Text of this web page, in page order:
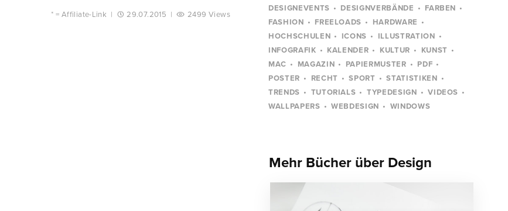
* = Affiliate-Link | 29.07.2015 | 2499 Views
DESIGNEVENTS
DESIGNVERBÄNDE
FARBEN
FASHION
FREELOADS
HARDWARE
HOCHSCHULEN
ICONS
ILLUSTRATION
INFOGRAFIK
KALENDER KULTUR
KUNST
MAC
MAGAZIN PAPIERMUSTER
PDF
POSTER
RECHT SPORT
STATISTIKEN
TRENDS
TUTORIALS TYPEDESIGN
VIDEOS
WALLPAPERS
WEBDESIGN WINDOWS
Mehr Bücher über Design